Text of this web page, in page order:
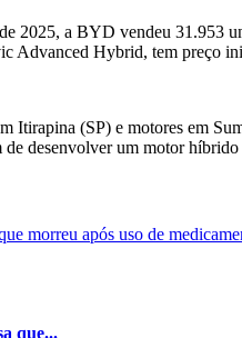
2025, a BYD vendeu
Advanced Hybrid, tem preço
Itirapina (SP) e motores em
desenvolver um motor híbrido
que...